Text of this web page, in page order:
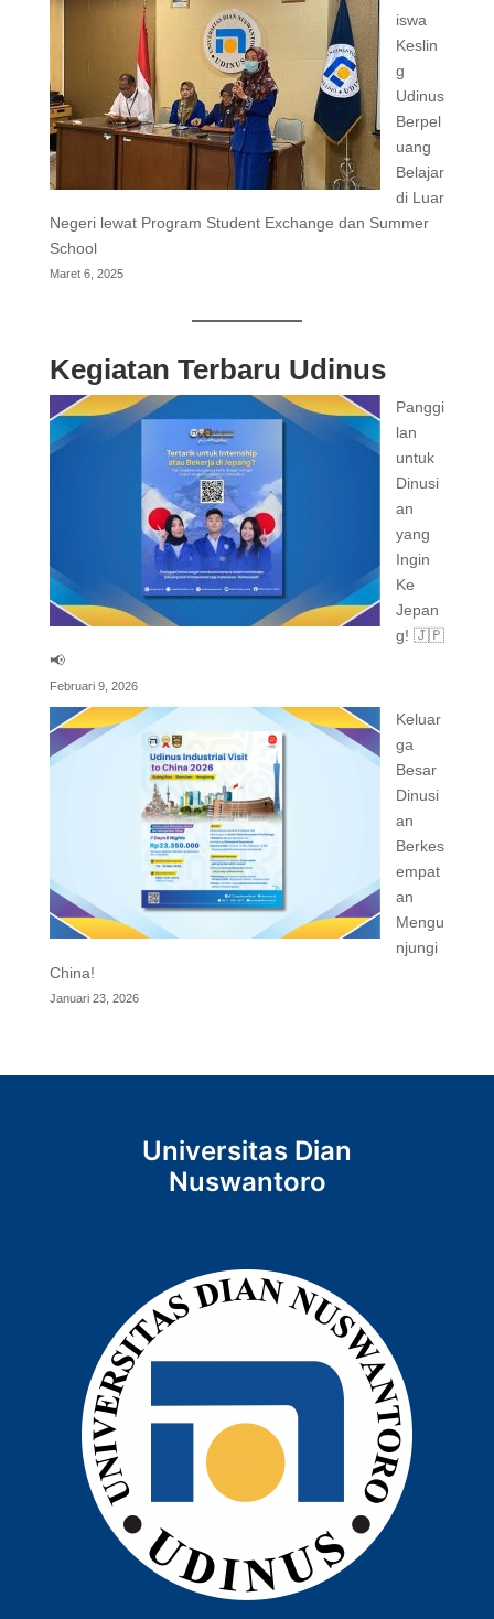
iswa
Keslin
g
Udinus
Berpel
uang
Belajar
di Luar
Negeri lewat Program Student Exchange dan Summer
School
Maret 6, 2025
Kegiatan Terbaru Udinus
Panggi
lan
untuk
Dinusi
an
yang
Ingin
Ke
Jepan
g! 🇯🇵
📢
Februari 9, 2026
Keluar
ga
Besar
Dinusi
an
Berkes
empat
an
Mengu
njungi
China!
Januari 23, 2026
Universitas Dian
Nuswantoro